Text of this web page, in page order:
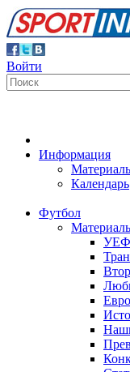
Войти
Информация
Календарь
Футбол